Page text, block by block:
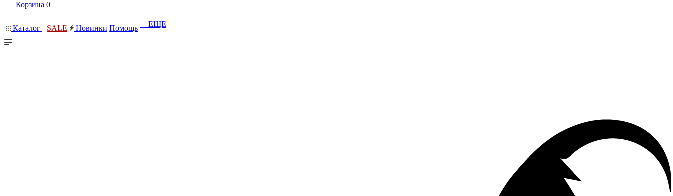
Корзина 0
Каталог SALE Новинки Помощь + ЕЩЕ